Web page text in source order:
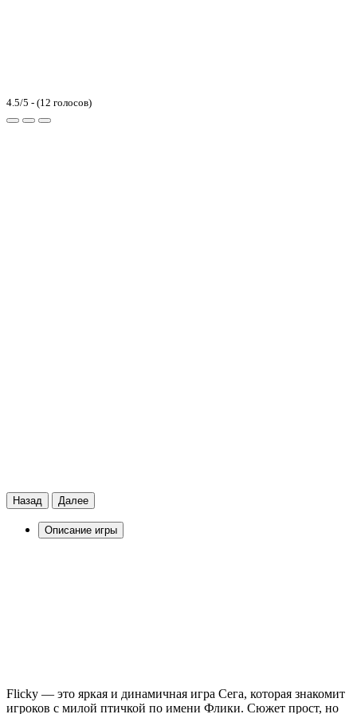
4.5/5 - (12 голосов)
Назад Далее
Описание игры
Flicky — это яркая и динамичная игра Сега, которая знакомит
игроков с милой птичкой по имени Флики. Сюжет прост, но